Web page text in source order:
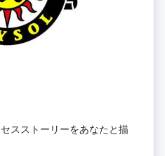
スストーリーをあなたと描